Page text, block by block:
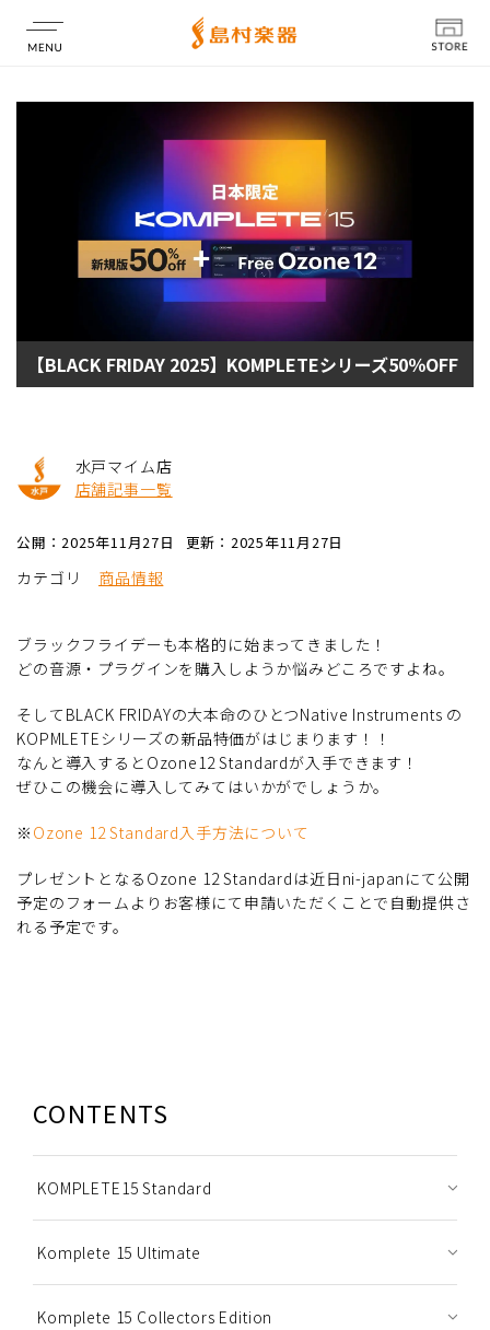
店舗情報
【BLACK FRIDAY 2025】KOMPLETEシリーズ50％OFF
水戸マイム店
店舗記事一覧
公開：2025年11月27日 更新：2025年11月27日
カテゴリ 商品情報
ブラックフライデーも本格的に始まってきました！
どの音源・プラグインを購入しようか悩みどころですよね。
そしてBLACK FRIDAYの大本命のひとつNative Instruments の
KOPMLETEシリーズの新品特価がはじまります！！
なんと導入するとOzone12 Standardが入手できます！
ぜひこの機会に導入してみてはいかがでしょうか。
※ Ozone 12 Standard入手方法について
プレゼントとなるOzone 12 Standardは近日ni-japanにて公開
予定のフォームよりお客様にて申請いただくことで自動提供さ
れる予定です。
CONTENTS
KOMPLETE15 Standard
Komplete 15 Ultimate
Komplete 15 Collectors Edition